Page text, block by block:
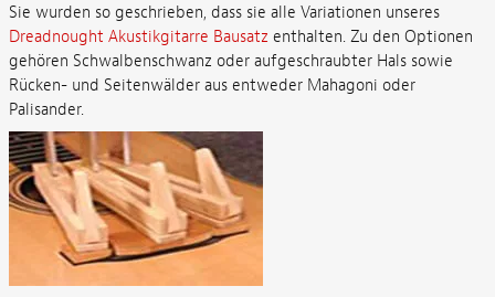
Sie wurden so geschrieben, dass sie alle Variationen unseres
Dreadnought Akustikgitarre Bausatz enthalten. Zu den Optionen
gehören Schwalbenschwanz oder aufgeschraubter Hals sowie
Rücken- und Seitenwälder aus entweder Mahagoni oder
Palisander.